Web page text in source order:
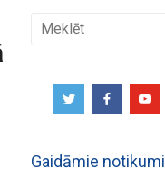
Gaidāmie notikumi